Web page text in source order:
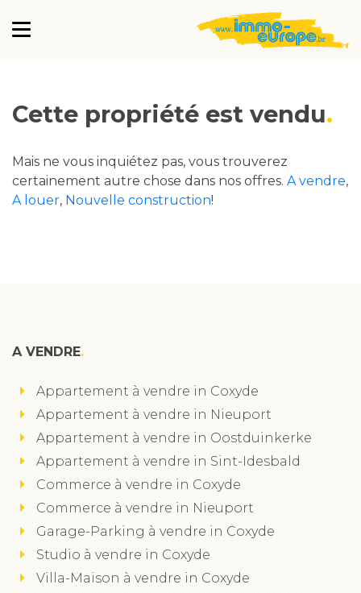
Cette propriété est vendu
Mais ne vous inquiétez pas, vous trouverez
certainement autre chose dans nos offres. A vendre,
A louer, Nouvelle construction!
A VENDRE
Appartement à vendre in Coxyde
Appartement à vendre in Nieuport
Appartement à vendre in Oostduinkerke
Appartement à vendre in Sint-Idesbald
Commerce à vendre in Coxyde
Commerce à vendre in Nieuport
Garage-Parking à vendre in Coxyde
Studio à vendre in Coxyde
Villa-Maison à vendre in Coxyde